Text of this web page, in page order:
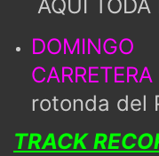
AQUI TODA
CARRETERA
rotonda del
TRACK